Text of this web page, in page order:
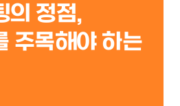
의 정점,
주목해야 하는